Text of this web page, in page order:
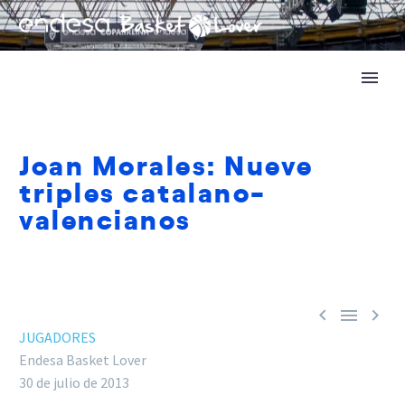
Joan Morales: Nueve
triples catalano-
valencianos
  
JUGADORES
Endesa Basket Lover
30 de julio de 2013